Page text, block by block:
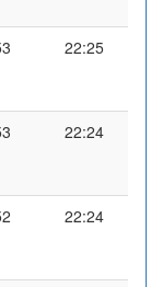
22:25
22:24
22:24